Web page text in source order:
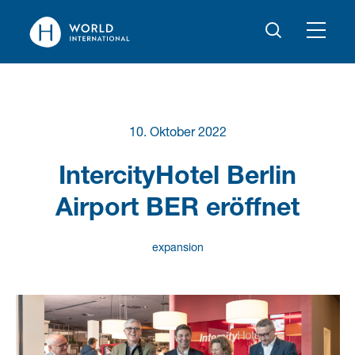
10. Oktober 2022
IntercityHotel Berlin
Airport BER eröffnet
expansion